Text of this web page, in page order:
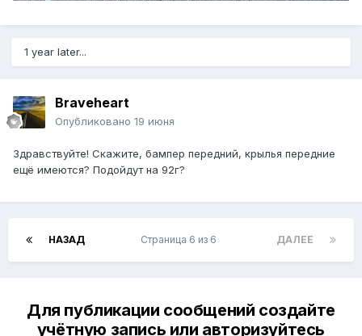
1 year later...
Braveheart
Опубликовано 19 июня
Здравствуйте! Скажите, бампер передний, крылья передние
ещё имеются? Подойдут на 92г?
НАЗАД ДАЛЕЕ
Страница 6 из 6
Для публикации сообщений создайте
учётную запись или авторизуйтесь